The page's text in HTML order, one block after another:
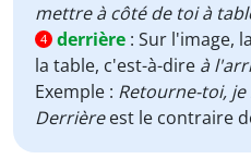
mettre à côté de toi à
4 derrière : Sur l'image,
la table, c'est-à-dire à
Exemple : Retourne-toi,
Derrièreest le contraire